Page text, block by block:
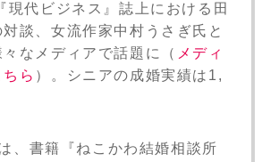
現代ビジネス』誌上における田
談、女流作家中村うさぎ氏と
なメディアで話題に（ メディ
ら ）。シニアの成婚実績は1,
、書籍『ねこかわ結婚相談所